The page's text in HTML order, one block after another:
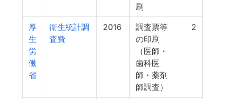
刷
厚
生
労
働
省
衛生統計調
査費
2016
調査票等
の印刷
（医師・
歯科医
師・薬剤
師調査）
2